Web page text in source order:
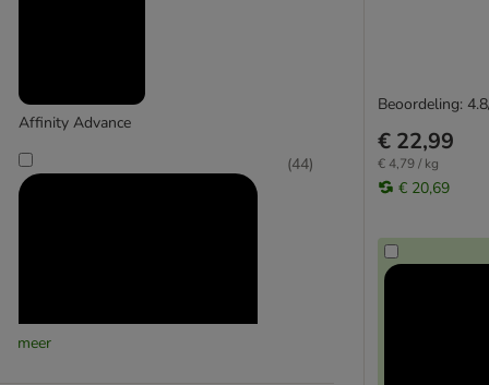
Dog Chow
Dog's Love
Affinity Advance
(44)
meer
€ 22,99
€ 4,79 / kg
€ 20,69
Beoordeling: